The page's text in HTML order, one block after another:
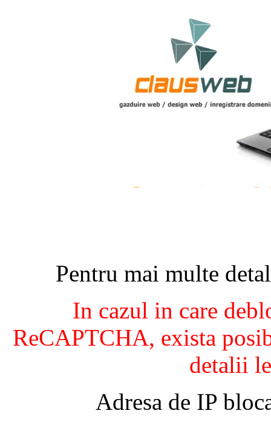
Pentru mai multe
In cazul in care
ReCAPTCHA, exista
detalii
Adresa de IP